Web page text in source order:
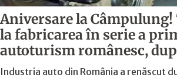
Aniversare la Câmpulung!
la fabricarea în serie a
autoturism românesc,
Industria auto din România a renăscut